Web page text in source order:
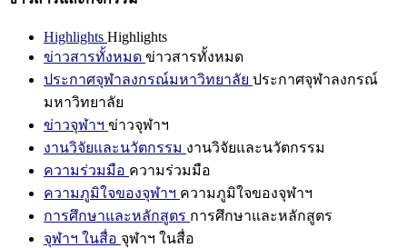
Highlights Highlights
ข่าวสารทั้งหมด ข่าวสารทั้งหมด
ประกาศจุฬาลงกรณ์มหาวิทยาลัย ประกาศจุฬาลงกรณ์
มหาวิทยาลัย
ข่าวจุฬาฯ ข่าวจุฬาฯ
งานวิจัยและนวัตกรรม งานวิจัยและนวัตกรรม
ความร่วมมือ ความร่วมมือ
ความภูมิใจของจุฬาฯ ความภูมิใจของจุฬาฯ
การศึกษาและหลักสูตร การศึกษาและหลักสูตร
จุฬาฯ ในสื่อ จุฬาฯ ในสื่อ